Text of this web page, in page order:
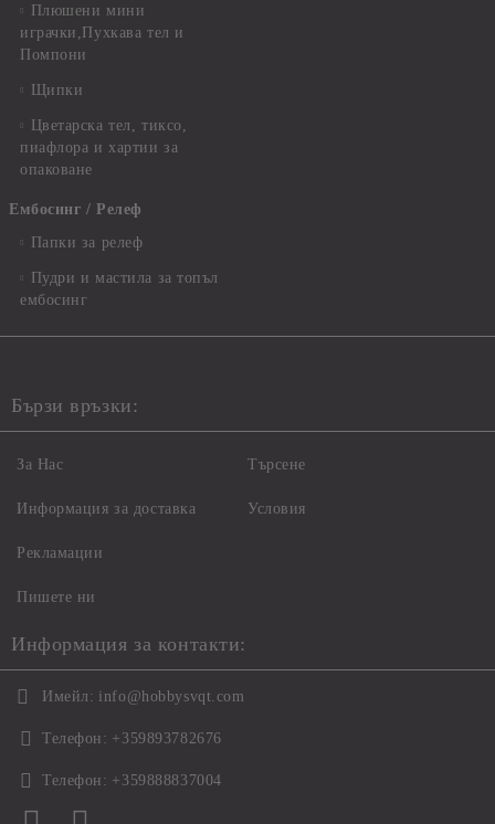
Плюшени мини
играчки,Пухкава тел и
Помпони
Щипки
Цветарска тел, тиксо,
пиафлора и хартии за
опаковане
Ембосинг / Релеф
Папки за релеф
Пудри и мастила за топъл
ембосинг
Бързи връзки:
За Нас
Информация за доставка
Рекламации
Пишете ни
Търсене
Условия
Информация за контакти:
Имейл: info@hobbysvqt.com
Телефон: +359893782676
Телефон: +359888837004